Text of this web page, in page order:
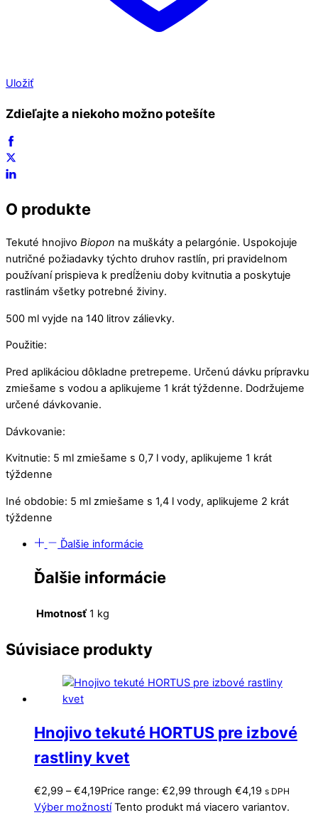
Uložiť
Zdieľajte a niekoho možno potešíte
O produkte
Tekuté hnojivo Biopon na muškáty a pelargónie. Uspokojuje
nutričné požiadavky týchto druhov rastlín, pri pravidelnom
používaní prispieva k predĺženiu doby kvitnutia a poskytuje
rastlinám všetky potrebné živiny.
500 ml vyjde na 140 litrov zálievky.
Použitie:
Pred aplikáciou dôkladne pretrepeme. Určenú dávku prípravku
zmiešame s vodou a aplikujeme 1 krát týždenne. Dodržujeme
určené dávkovanie.
Dávkovanie:
Kvitnutie: 5 ml zmiešame s 0,7 l vody, aplikujeme 1 krát
týždenne
Iné obdobie: 5 ml zmiešame s 1,4 l vody, aplikujeme 2 krát
týždenne
Ďalšie informácie
Ďalšie informácie
Hmotnosť 1 kg
Súvisiace produkty
Hnojivo tekuté HORTUS pre izbové
rastliny kvet
€2,99 – €4,19Price range: €2,99 through €4,19 s DPH
Výber možností Tento produkt má viacero variantov.